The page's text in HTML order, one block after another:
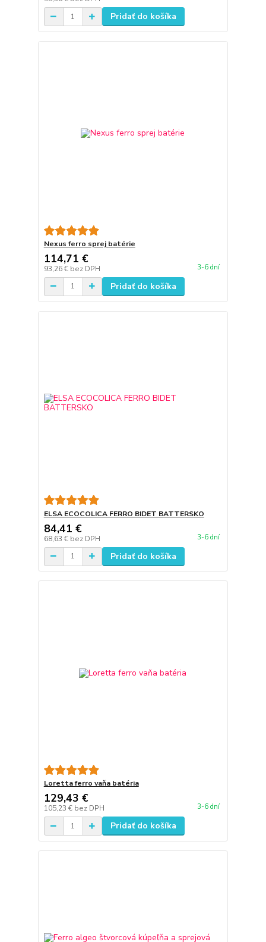
Pridať do košíka
Nexus ferro sprej batérie
114,71 €
93,26 € bez DPH 3-6 dní
Pridať do košíka
ELSA ECOCOLICA FERRO BIDET BATTERSKO
84,41 €
68,63 € bez DPH 3-6 dní
Pridať do košíka
Loretta ferro vaňa batéria
129,43 €
105,23 € bez DPH 3-6 dní
Pridať do košíka